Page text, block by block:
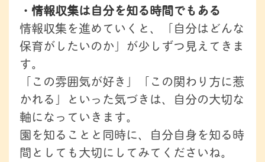
・情報収集は自分を知る時間でもある
情報収集を進めていくと、「自分はどんな
保育がしたいのか」が少しずつ見えてきま
す。
「この雰囲気が好き」「この関わり方に惹
かれる」といった気づきは、自分の大切な
軸になっていきます。
園を知ることと同時に、自分自身を知る時
間としても大切にしてみてくださいね。